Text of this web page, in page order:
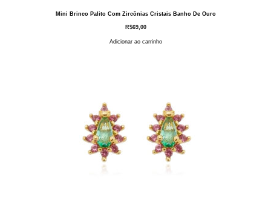
Mini Brinco Palito Com Zircônias Cristais Banho De Ouro
R$69,00
Adicionar ao carrinho